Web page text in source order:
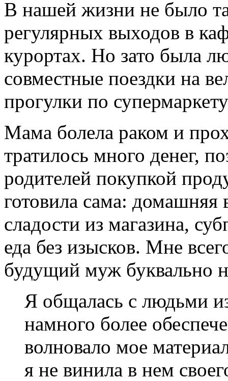
В нашей жизни не было
регулярных выходов в
курортах. Но зато была
совместные поездки на
прогулки по
Мама болела раком и
тратилось много денег,
родителей покупкой
готовила сама: домашняя
сладости из магазина,
еда без изысков. Мне
будущий муж буквально
Я общалась с людьми
намного более
волновало мое
я не винила в нем